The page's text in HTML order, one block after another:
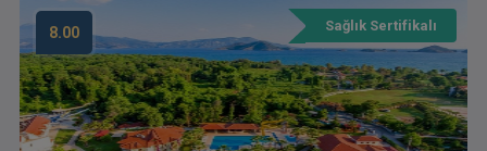
8.00 Sağlık Sertifikalı